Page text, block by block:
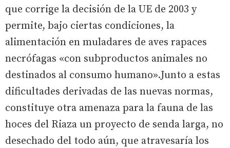
que corrige la decisión de la UE de 2003 y
permite, bajo ciertas condiciones, la
alimentación en muladares de aves rapaces
necrófagas «con subproductos animales no
destinados al consumo humano».Junto a estas
dificultades derivadas de las nuevas normas,
constituye otra amenaza para la fauna de las
hoces del Riaza un proyecto de senda larga, no
desechado del todo aún, que atravesaría los